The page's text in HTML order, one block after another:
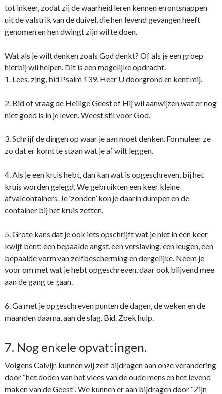
tot inkeer, zodat zij de waarheid leren kennen en ontsnappen
uit de valstrik van de ​duivel, die hen levend gevangen heeft
genomen en hen dwingt zijn wil te doen.
Wat als je wilt denken zoals God denkt? Of als je een groep
hierbij wil helpen. Dit is een mogelijke opdracht.
1. Lees, zing, bid Psalm 139. Heer U doorgrond en kent mij.
2. Bid of vraag de Heilige Geest of Hij wil aanwijzen wat er nog
niet goed is in je leven. Weest stil voor God.
3. Schrijf de dingen op waar je aan moet denken. Formuleer ze
zo dat er komt te staan wat je af wilt leggen.
4. Als je een kruis hebt, dan kan wat is opgeschreven, bij het
kruis worden gelegd. We gebruikten een keer kleine
afvalcontainers. Je ‘zonden’ kon je daarin dumpen en de
container bij het kruis zetten.
5. Grote kans dat je ook iets opschrijft wat je niet in één keer
kwijt bent: een bepaalde angst, een verslaving, een leugen, een
bepaalde vorm van zelfbescherming en dergelijke. Neem je
voor om met wat je hebt opgeschreven, daar ook blijvend mee
aan de gang te gaan.
6. Ga met je opgeschreven punten de dagen, de weken en de
maanden daarna, aan de slag. Bid. Zoek hulp.
7. Nog enkele opvattingen.
Volgens Calvijn kunnen wij zelf bijdragen aan onze verandering
door “het doden van het vlees van de oude mens en het levend
maken van de Geest”. We kunnen er aan bijdragen door “Zijn